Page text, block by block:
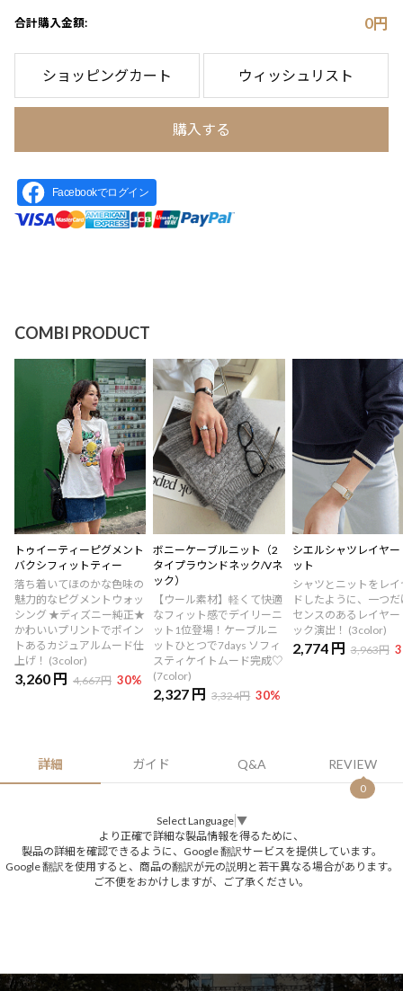
合計購入金額: 0円
ショッピングカート ウィッシュリスト
購入する
Facebookでログイン
COMBI PRODUCT
トゥイーティーピグメント
バクシフィットティー
落ち着いてほのかな色味の
魅力的なピグメントウォッ
シング ★ディズニー純正★
かわいいプリントでポイン
トあるカジュアルムード仕
上げ！ (3color)
3,260 円 4,667円 30%
ボニーケーブルニット（2
タイプラウンドネック/Vネ
ック）
【ウール素材】軽くて快適
なフィット感でデイリーニ
ット1位登場！ケーブルニ
ットひとつで7days ソフィ
スティケイトムード完成♡
(7color)
2,327 円 3,324円 30%
シエルシャツレイヤー
ット
シャツとニットをレイ
ドしたように、一つだ
センスのあるレイヤー
ック演出！ (3color)
2,774 円 3,963円
詳細 ガイド Q&A REVIEW
0
Select Language ▼
より正確で詳細な製品情報を得るために、
製品の詳細を確認できるように、Google 翻訳サービスを提供しています。
Google 翻訳を使用すると、商品の翻訳が元の説明と若干異なる場合があります。
ご不便をおかけしますが、ご了承ください。